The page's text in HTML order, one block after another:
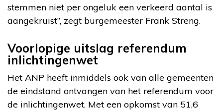
stemmen niet per ongeluk een verkeerd aantal is
aangekruist”, zegt burgemeester Frank Streng.
Voorlopige uitslag referendum
inlichtingenwet
Het ANP heeft inmiddels ook van alle gemeenten
de eindstand ontvangen van het referendum voor
de inlichtingenwet. Met een opkomst van 51,6